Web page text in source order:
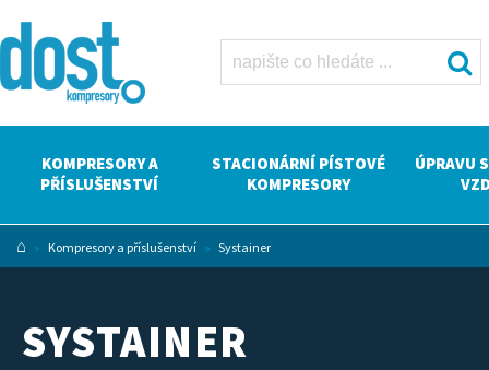
Systainer Dost
- kompresory
Atlas Copco
KOMPRESORY A
PŘÍSLUŠENSTVÍ
STACIONÁRNÍ PÍSTOVÉ
KOMPRESORY
ÚPRAVU
⌂ » Kompresory a příslušenství » Systainer
SYSTAINER